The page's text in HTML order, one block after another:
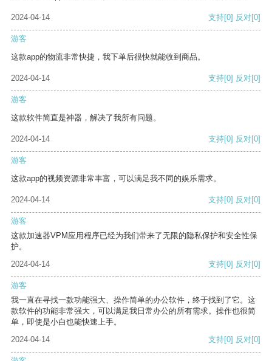
2024-04-14 支持[0] 反对[0]
游客
这款app的物流非常快捷，我下单后很快就能收到商品。
2024-04-14 支持[0] 反对[0]
游客
这款软件简直是神器，解决了我所有问题。
2024-04-14 支持[0] 反对[0]
游客
这款app的视频资源非常丰富，可以满足我不同的娱乐需求。
2024-04-14 支持[0] 反对[0]
游客
这款加速器VPM应用程序已经为我们带来了无限的隐私保护和安全性保
护。
2024-04-14
支持[0] 反对[0]
游客
我一直在寻找一款功能强大、操作简单的办公软件，终于找到了它。这
款软件的功能非常强大，可以满足我日常办公的所有需求。操作也很简
单，即使是小白也能快速上手。
2024-04-14
支持[0] 反对[0]